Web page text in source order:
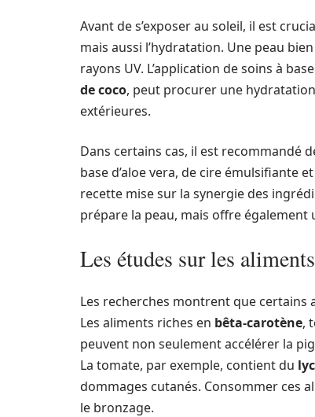
Avant de s’exposer au soleil, il est
mais aussi l’hydratation. Une peau
rayons UV. L’application de soins à
de coco, peut procurer une
extérieures.
Dans certains cas, il est recommandé
base d’aloe vera, de cire émulsifiante
recette mise sur la synergie des
prépare la peau, mais offre
Les études sur les
Les recherches montrent que
Les aliments riches en bêta-carotène,
peuvent non seulement accélérer la
La tomate, par exemple, contient du
dommages cutanés. Consommer ces
le bronzage.